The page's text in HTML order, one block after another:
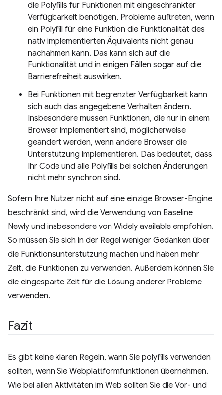
die Polyfills für Funktionen mit eingeschränkter
Verfügbarkeit benötigen, Probleme auftreten, wenn
ein Polyfill für eine Funktion die Funktionalität des
nativ implementierten Äquivalents nicht genau
nachahmen kann. Das kann sich auf die
Funktionalität und in einigen Fällen sogar auf die
Barrierefreiheit auswirken.
Bei Funktionen mit begrenzter Verfügbarkeit kann
sich auch das angegebene Verhalten ändern.
Insbesondere müssen Funktionen, die nur in einem
Browser implementiert sind, möglicherweise
geändert werden, wenn andere Browser die
Unterstützung implementieren. Das bedeutet, dass
Ihr Code und alle Polyfills bei solchen Änderungen
nicht mehr synchron sind.
Sofern Ihre Nutzer nicht auf eine einzige Browser-Engine
beschränkt sind, wird die Verwendung von Baseline
Newly und insbesondere von Widely available empfohlen.
So müssen Sie sich in der Regel weniger Gedanken über
die Funktionsunterstützung machen und haben mehr
Zeit, die Funktionen zu verwenden. Außerdem können Sie
die eingesparte Zeit für die Lösung anderer Probleme
verwenden.
Fazit
Es gibt keine klaren Regeln, wann Sie polyfills verwenden
sollten, wenn Sie Webplattformfunktionen übernehmen.
Wie bei allen Aktivitäten im Web sollten Sie die Vor- und